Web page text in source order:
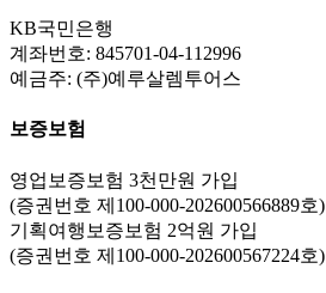
KB국민은행
계좌번호: 845701-04-112996
예금주: (주)예루살렘투어스
보증보험
영업보증보험 3천만원 가입
(증권번호 제100-000-202600566889호)
기획여행보증보험 2억원 가입
(증권번호 제100-000-202600567224호)